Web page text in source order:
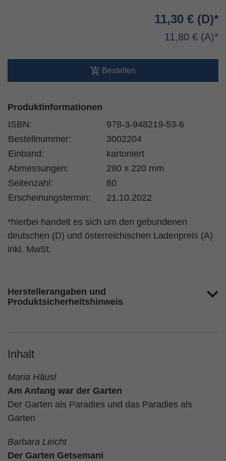
11,30 €
11,80 €
Bestellen
Produktinformationen
ISBN:
978-3-948219-53-6
Bestellnummer:
3002204
Einband:
kartoniert
Abmessungen:
280 x 220 mm
Seitenzahl:
80
Erscheinungstermin:
21.10.2022
*hierbei handelt es sich um den gebundenen
deutschen (D) und österreichischen Ladenpreis (A)
inkl. MwSt.
Herstellerangaben und
Produktsicherheitshinweis
Inhalt
Maria Häusl
Am Anfang war der Garten
Der Garten als Paradies und das Paradies als
Garten
Barbara Leicht
Der Garten Getsemani